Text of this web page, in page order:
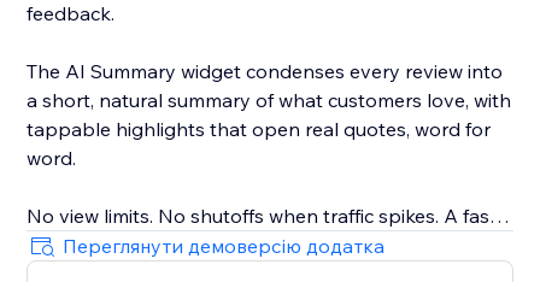
feedback.
The AI Summary widget condenses every review into
a short, natural summary of what customers love, with
tappable highlights that open real quotes, word for
word.
No view limits. No shutoffs when traffic spikes. A fast,
lightweight app that will not slow your pages down.
Переглянути демоверсію додатка